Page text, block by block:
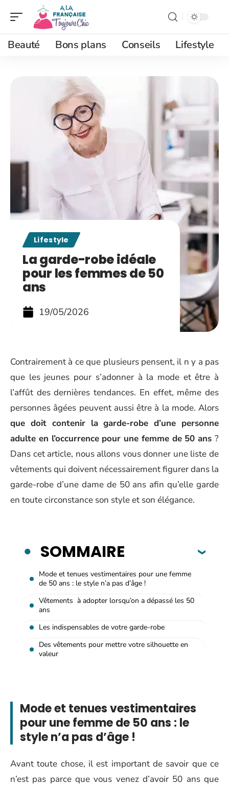
Beauté Bons plans Conseils Lifestyle
Lifestyle
La garde-robe idéale
pour les femmes de 50
ans
19/05/2026
Contrairement à ce que plusieurs pensent, il n y a pas
que les jeunes pour s’adonner à la mode et être à
l’affût des dernières tendances. En effet, même des
personnes âgées peuvent aussi être à la mode. Alors
que doit contenir la garde-robe d’une personne
adulte en l’occurrence pour une femme de 50 ans ?
Dans cet article, nous allons vous donner une liste de
vêtements qui doivent nécessairement figurer dans la
garde-robe d’une dame de 50 ans afin qu’elle garde
en toute circonstance son style et son élégance.
SOMMAIRE
Mode et tenues vestimentaires pour une femme
de 50 ans : le style n’a pas d’âge !
Vêtements à adopter lorsqu’on a dépassé les 50
ans
Les indispensables de votre garde-robe
Des vêtements pour mettre votre silhouette en
valeur
Mode et tenues vestimentaires
pour une femme de 50 ans : le
style n’a pas d’âge !
Avant toute chose, il est important de savoir que ce
n’est pas parce que vous venez d’avoir 50 ans que